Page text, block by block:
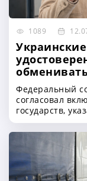
1089
Bundesrat
Федеральный
согласовал
государств,
Положению о
Anlage 11
вступления
украинских
обменивать их